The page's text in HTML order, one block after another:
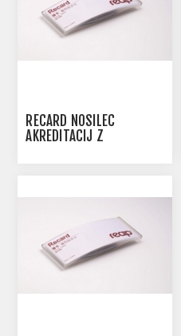
RECARD NOSILEC
AKREDITACIJ Z